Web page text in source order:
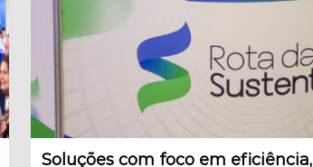
Soluções com foco em eficiência,